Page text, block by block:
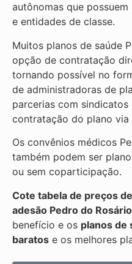
autônomas que
e entidades de classe.
Muitos planos de saúde
opção de contratação
tornando possível no
de administradoras de
parcerias com
contratação do plano via
Os convênios médicos
também podem ser
ou sem coparticipação.
Cote tabela de preços
adesão Pedro do
benefício e os planos de
baratos e os melhores